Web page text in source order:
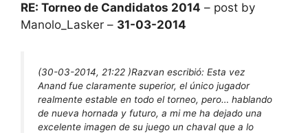
RE: Torneo de Candidatos 2014 – post by
Manolo_Lasker – 31-03-2014
(30-03-2014, 21:22 )Razvan escribió: Esta vez
Anand fue claramente superior, el único jugador
realmente estable en todo el torneo, pero… hablando
de nueva hornada y futuro, a mi me ha dejado una
excelente imagen de su juego un chaval que a lo